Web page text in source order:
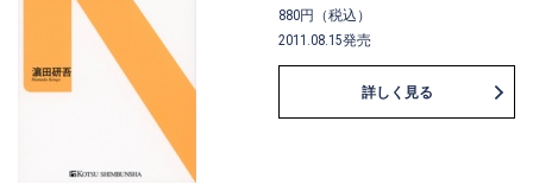
880円（税込）
2011.08.15発売
詳しく見る